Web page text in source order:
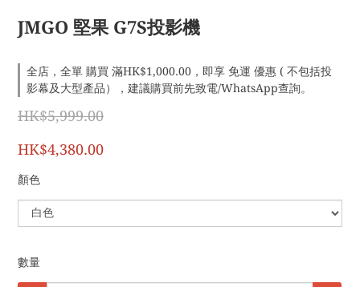
JMGO 堅果 G7S投影機
全店，全單 購買 滿HK$1,000.00，即享 免運 優惠 ( 不包括投
影幕及大型產品），建議購買前先致電/WhatsApp查詢。
HK$5,999.00
HK$4,380.00
顏色
數量